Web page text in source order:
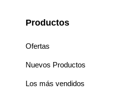
Productos
Ofertas
Nuevos Productos
Los más vendidos